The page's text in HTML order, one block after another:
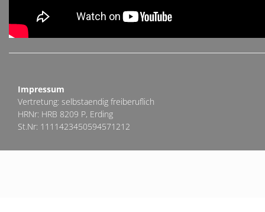
Impressum
Vertretung: selbstaendig freiberuflich
HRNr: HRB 8209 P, Erding
St.Nr: 1111423450594571212